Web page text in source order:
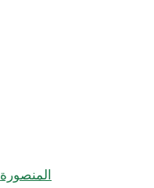
المنصورة